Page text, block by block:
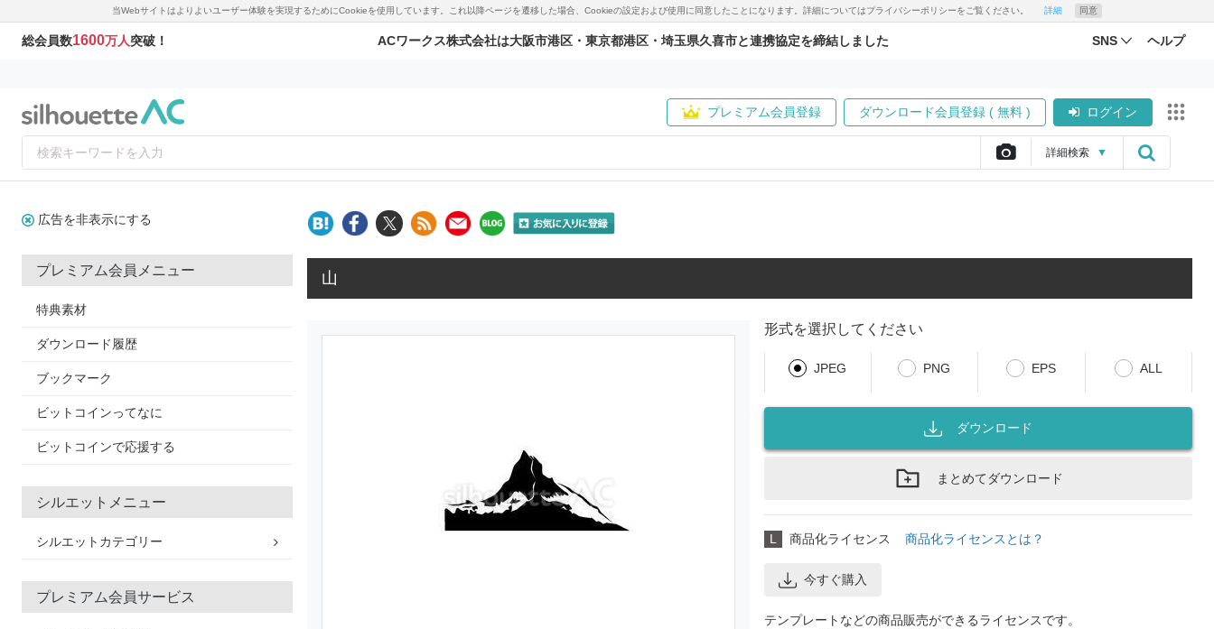
当Webサイトはよりよいユーザー体験を実現するためにCookieを使用しています。これ以降ページを遷移した場合、Cookieの設定および使用に同意したことになります。詳細についてはプライバシーポリシーをご覧ください。 詳細 同意
総会員数1600万人突破！ ACワークス株式会社は大阪市港区・東京都港区・埼玉県久喜市と連携協定を締結しました SNS ヘルプ
プレミアム会員登録 ダウンロード会員登録 ( 無料 ) ログイン
詳細検索 ▼
広告を非表示にする
プレミアム会員メニュー
特典素材
ダウンロード履歴
ブックマーク
ビットコインってなに
ビットコインで応援する
シルエットメニュー
シルエットカテゴリー
プレミアム会員サービス
山
形式を選択してください
JPEG PNG EPS ALL
ダウンロード
まとめてダウンロード
L 商品化ライセンス 商品化ライセンスとは？
今すぐ購入
テンプレートなどの商品販売ができるライセンスです。